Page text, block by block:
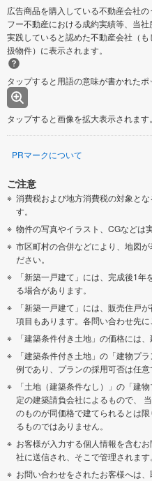
広告商品を購入している不動産会社
フー不動産における成約実績等、当
実践していると認めた不動産会社（
扱物件）に表示されます。
タップすると用語の意味が書かれたポ
タップすると画像を拡大表示されます。
PRマークについて
ご注意
消費税および地方消費税の対象と
す。
物件の写真やイラスト、CGなどは
市区町村の合併などにより、地図
ださい。
「新築一戸建て」には、完成後1
る場合があります。
「新築一戸建て」には、販売住戸
項目もあります。各問い合わせ先に
「建築条件付き土地」の価格には
「建築条件付き土地」の「建物プ
例であり、プランの採用可否は任意
「土地（建築条件なし）」の「建
定の建築請負会社によるもので、
のものが同価格で建てられるとは
るものではありません。
お客様が入力する個人情報を含む
社に送信され、そこで管理されます。
お問い合わせをされたお客様へは、